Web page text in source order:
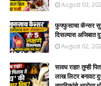
August 03,
फुफ्फुसाचा कॅन्सर
दिसल्यास अजिबात
August 02,
सावध राहा! तुम्ही
लाख लिटर बनावट